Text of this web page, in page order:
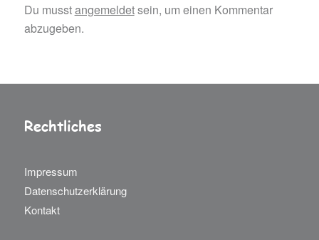
Du musstangemeldetsein, um einen Kommentar
abzugeben.
Rechtliches
Impressum
Datenschutzerklärung
Kontakt